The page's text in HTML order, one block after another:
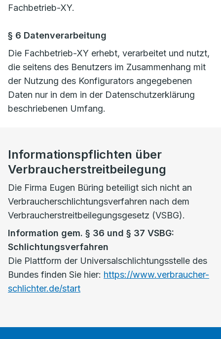
Fachbetrieb-XY.
§ 6 Datenverarbeitung
Die Fachbetrieb-XY erhebt, verarbeitet und nutzt,
die seitens des Benutzers im Zusammenhang mit
der Nutzung des Konfigurators angegebenen
Daten nur in dem in der Datenschutzerklärung
beschriebenen Umfang.
Informationspflichten über
Verbraucherstreitbeilegung
Die Firma Eugen Büring beteiligt sich nicht an
Verbraucherschlichtungsverfahren nach dem
Verbraucherstreitbeilegungsgesetz (VSBG).
Information gem. § 36 und § 37 VSBG:
Schlichtungsverfahren
Die Plattform der Universalschlichtungsstelle des
Bundes finden Sie hier: https://www.verbraucher-
schlichter.de/start